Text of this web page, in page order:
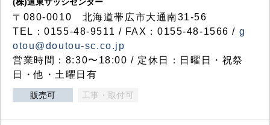
〒080-0010 北海道帯広市大通南31-56
TEL：0155-48-9511 / FAX：0155-48-1566 / g
otou@doutou-sc.co.jp
営業時間：8:30〜18:00 / 定休日：日曜日・祝祭
日・他・土曜日有
販売可 工事・取付可